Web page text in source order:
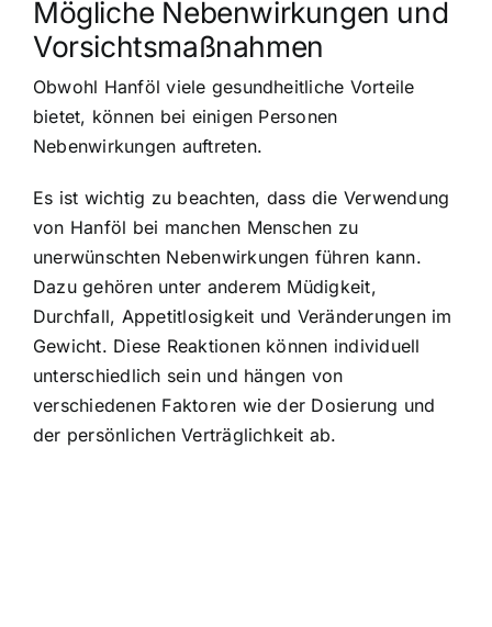
Mögliche Nebenwirkungen und
Vorsichtsmaßnahmen
Obwohl Hanföl viele gesundheitliche Vorteile
bietet, können bei einigen Personen
Nebenwirkungen auftreten.
Es ist wichtig zu beachten, dass die Verwendung
von Hanföl bei manchen Menschen zu
unerwünschten Nebenwirkungen führen kann.
Dazu gehören unter anderem Müdigkeit,
Durchfall, Appetitlosigkeit und Veränderungen im
Gewicht. Diese Reaktionen können individuell
unterschiedlich sein und hängen von
verschiedenen Faktoren wie der Dosierung und
der persönlichen Verträglichkeit ab.